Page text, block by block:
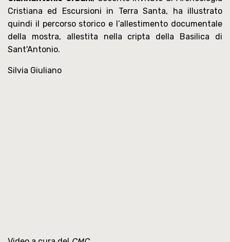
Cristiana ed Escursioni in Terra Santa, ha illustrato
quindi il percorso storico e l’allestimento documentale
della mostra, allestita nella cripta della Basilica di
Sant'Antonio.
Silvia Giuliano